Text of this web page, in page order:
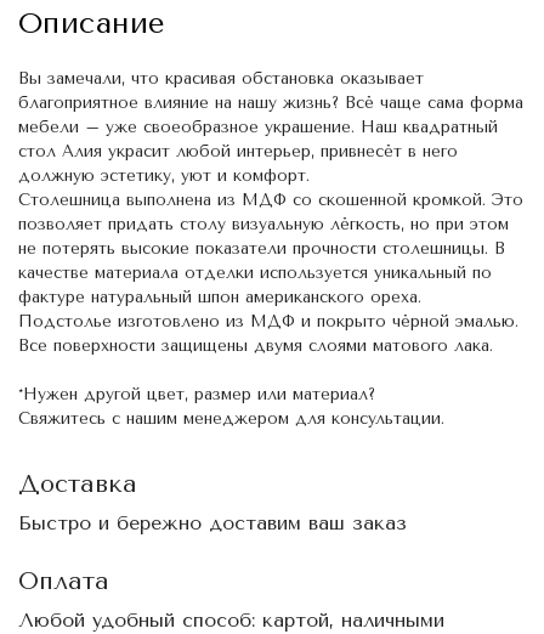
Описание
Вы замечали, что красивая обстановка оказывает
благоприятное влияние на нашу жизнь? Всё чаще сама форма
мебели – уже своеобразное украшение. Наш квадратный
стол Алия украсит любой интерьер, привнесёт в него
должную эстетику, уют и комфорт.
Столешница выполнена из МДФ со скошенной кромкой. Это
позволяет придать столу визуальную лёгкость, но при этом
не потерять высокие показатели прочности столешницы. В
качестве материала отделки используется уникальный по
фактуре натуральный шпон американского ореха.
Подстолье изготовлено из МДФ и покрыто чёрной эмалью.
Все поверхности защищены двумя слоями матового лака.
*Нужен другой цвет, размер или материал?
Свяжитесь с нашим менеджером для консультации.
Доставка
Быстро и бережно доставим ваш заказ
Оплата
Любой удобный способ: картой, наличными